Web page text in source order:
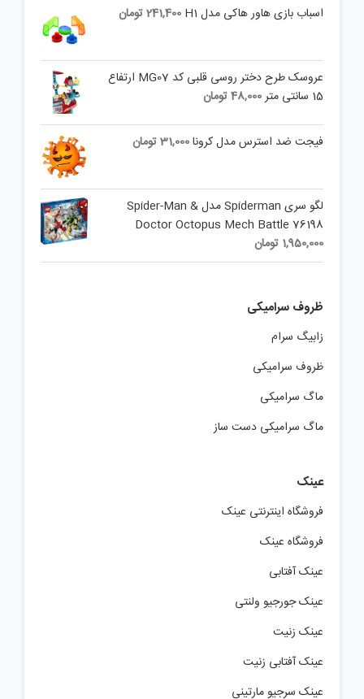
اسباب بازی هاور هاکی مدل H1 241,400تومان
عروسک طرح دختر روسی قلبی کد MG07 ارتفاع
15 سانتی متر
48,000تومان
فیجت ضد استرس مدل کرونا31,000تومان
لگو سری Spiderman مدل Spider-Man &
Doctor Octopus Mech Battle 76198
1,950,000 تومان
ظروف سرامیکی
زابیگ سرام
ظروف سرامیکی
ماگ سرامیکی
ماگ سرامیکی دست ساز
عینک
فروشگاه اینترنتی عینک
فروشگاه عینک
عینک آفتابی
عینک جورجیو ولنتی
عینک زنیت
عینک آفتابی زنیت
عینک سرجیو مارتینی